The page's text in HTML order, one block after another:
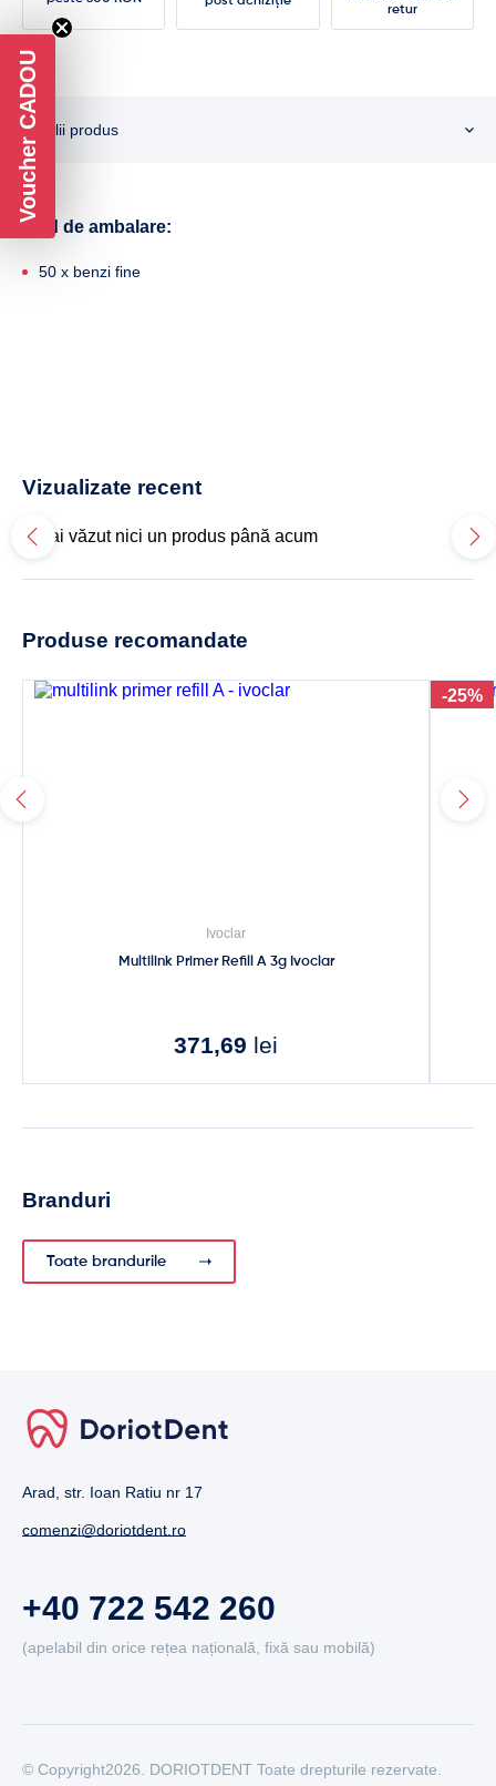
retur
Detalii produs
Mod de ambalare:
50 x benzi fine
Vizualizate recent
Nu ai văzut nici un produs până acum
Produse recomandate
Ivoclar
Multilink Primer Refill A 3g Ivoclar
371,69 lei
-25%
Branduri
Toate brandurile
Arad, str. Ioan Ratiu nr 17
comenzi@doriotdent.ro
+40 722 542 260
(apelabil din orice rețea națională, fixă sau mobilă)
© Copyright2026. DORIOTDENT Toate drepturile rezervate.
Voucher CADOU